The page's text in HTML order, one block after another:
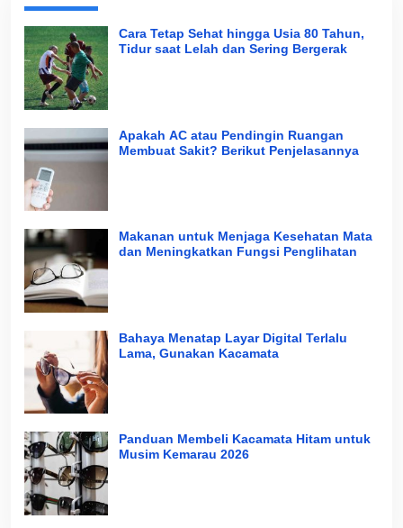
Cara Tetap Sehat hingga Usia 80 Tahun,
Tidur saat Lelah dan Sering Bergerak
Apakah AC atau Pendingin Ruangan
Membuat Sakit? Berikut Penjelasannya
Makanan untuk Menjaga Kesehatan Mata
dan Meningkatkan Fungsi Penglihatan
Bahaya Menatap Layar Digital Terlalu
Lama, Gunakan Kacamata
Panduan Membeli Kacamata Hitam untuk
Musim Kemarau 2026